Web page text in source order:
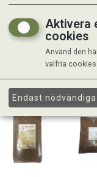
Aktivera
cookies
Använd den
valfria cookies.
Endast nödvändiga